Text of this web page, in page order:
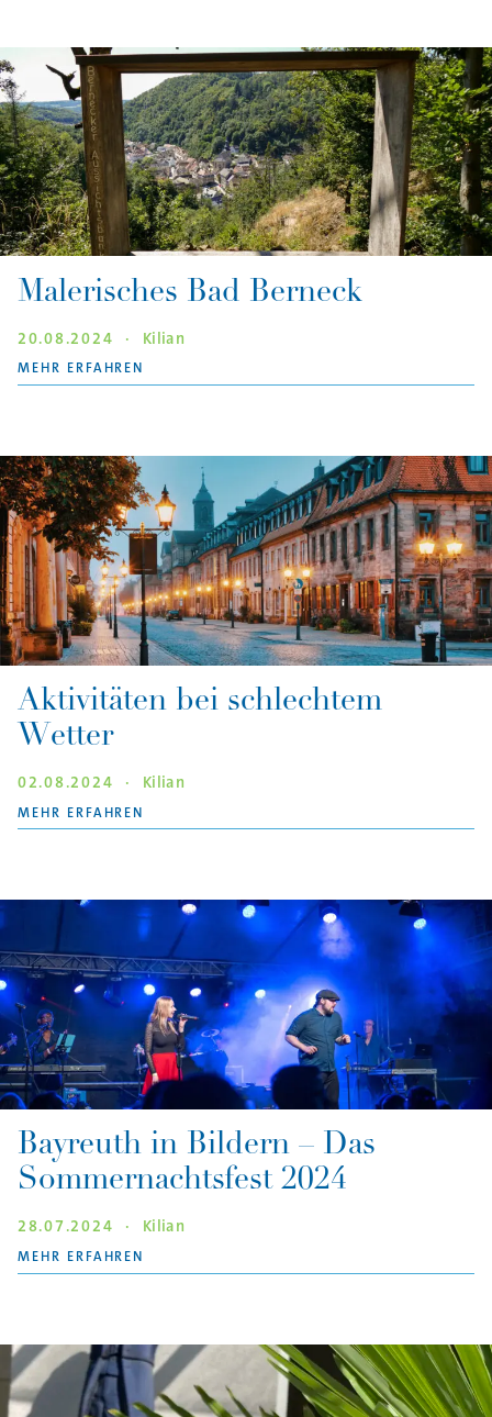
Malerisches Bad Berneck
20.08.2024 · Kilian
MEHR ERFAHREN
Aktivitäten bei schlechtem
Wetter
02.08.2024 · Kilian
MEHR ERFAHREN
Bayreuth in Bildern – Das
Sommernachtsfest 2024
28.07.2024 · Kilian
MEHR ERFAHREN